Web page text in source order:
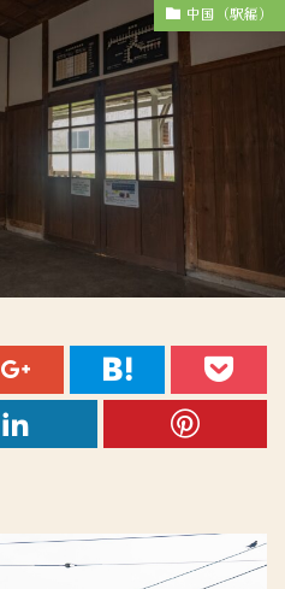
中国（駅編）